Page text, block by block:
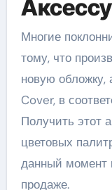
Многие
тому, что
новую
Cover, в
Получить этот
цветовых
данный момент
продаже.